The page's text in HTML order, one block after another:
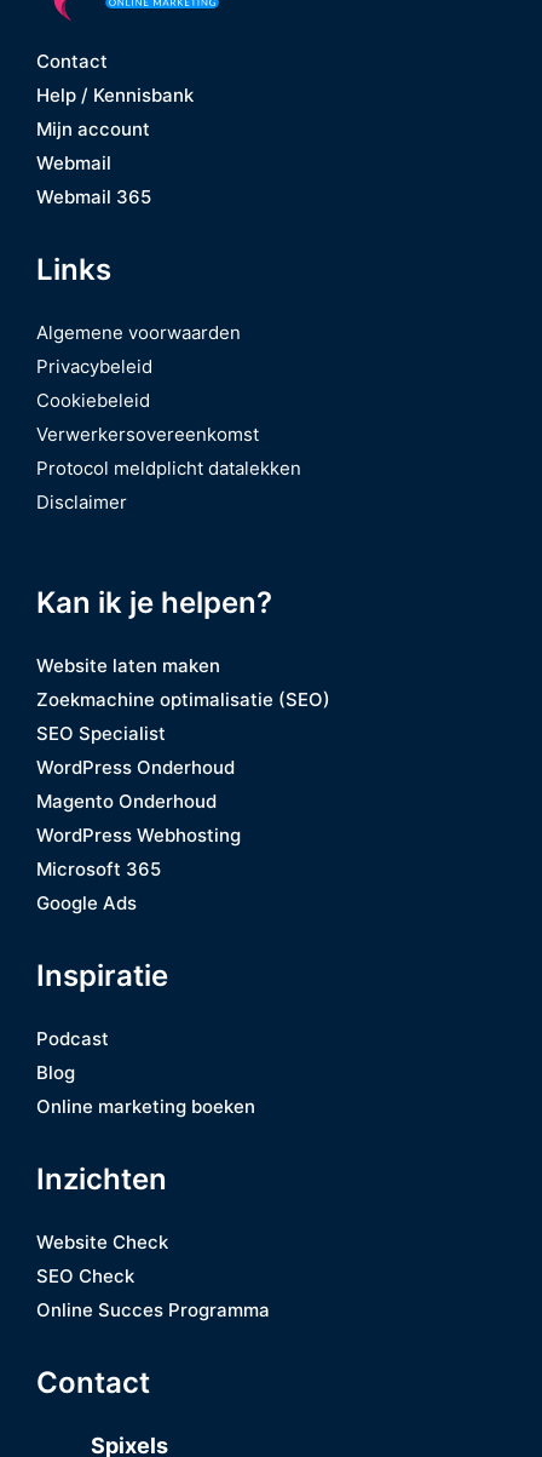
Contact
Help / Kennisbank
Mijn account
Webmail
Webmail 365
Links
Algemene voorwaarden
Privacybeleid
Cookiebeleid
Verwerkersovereenkomst
Protocol meldplicht datalekken
Disclaimer
Kan ik je helpen?
Website laten maken
Zoekmachine optimalisatie (SEO)
SEO Specialist
WordPress Onderhoud
Magento Onderhoud
WordPress Webhosting
Microsoft 365
Google Ads
Inspiratie
Podcast
Blog
Online marketing boeken
Inzichten
Website Check
SEO Check
Online Succes Programma
Contact
Spixels